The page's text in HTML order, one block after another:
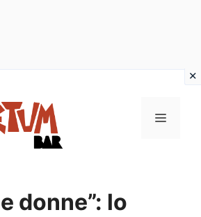
Menu
donne”: lo